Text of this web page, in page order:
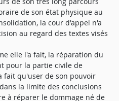
de son état physique au
la cour d'appel n'a
au regard des textes visés
elle l'a fait, la réparation du
pour la partie civile de
fait qu'user de son pouvoir
la limite des conclusions
à réparer le dommage né de